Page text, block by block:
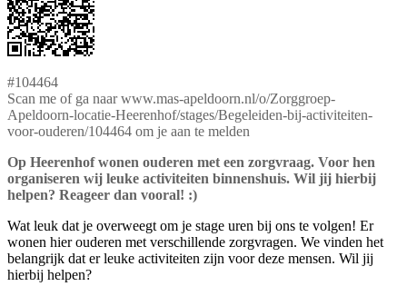
#104464
Scan me of ga naar www.mas-apeldoorn.nl/o/Zorggroep-
Apeldoorn-locatie-Heerenhof/stages/Begeleiden-bij-activiteiten-
voor-ouderen/104464 om je aan te melden
Op Heerenhof wonen ouderen met een zorgvraag. Voor hen
organiseren wij leuke activiteiten binnenshuis. Wil jij hierbij
helpen? Reageer dan vooral! :)
Wat leuk dat je overweegt om je stage uren bij ons te volgen! Er
wonen hier ouderen met verschillende zorgvragen. We vinden het
belangrijk dat er leuke activiteiten zijn voor deze mensen. Wil jij
hierbij helpen?